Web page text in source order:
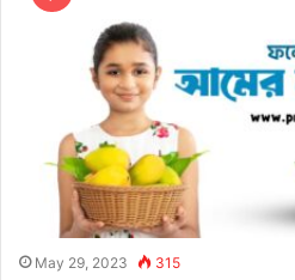
May 29, 2023 315